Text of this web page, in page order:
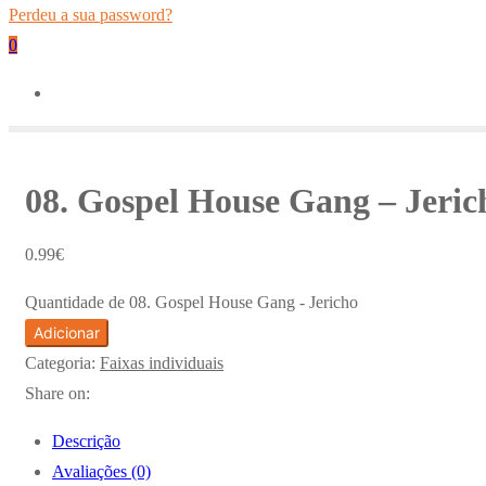
Perdeu a sua password?
0
08. Gospel House Gang –
0.99€
Quantidade de 08. Gospel House Gang - Jericho
Adicionar
Categoria: Faixas individuais
Share on:
Descrição
Avaliações (0)